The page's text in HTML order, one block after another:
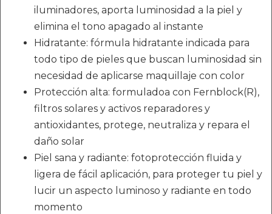
iluminadores, aporta luminosidad a la piel y
elimina el tono apagado al instante
Hidratante: fórmula hidratante indicada para
todo tipo de pieles que buscan luminosidad sin
necesidad de aplicarse maquillaje con color
Protección alta: formuladoa con Fernblock(R),
filtros solares y activos reparadores y
antioxidantes, protege, neutraliza y repara el
daño solar
Piel sana y radiante: fotoprotección fluida y
ligera de fácil aplicación, para proteger tu piel y
lucir un aspecto luminoso y radiante en todo
momento